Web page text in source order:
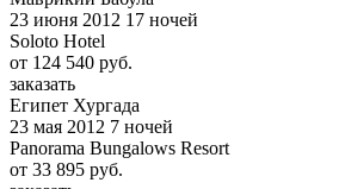
23 июня 2012 17 ночей
Soloto Hotel
от 124 540 руб.
заказать
Египет Хургада
23 мая 2012 7 ночей
Panorama Bungalows Resort
от 33 895 руб.